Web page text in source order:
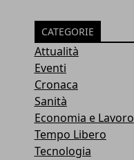
CATEGORIE
Attualità
Eventi
Cronaca
Sanità
Economia e Lavoro
Tempo Libero
Tecnologia